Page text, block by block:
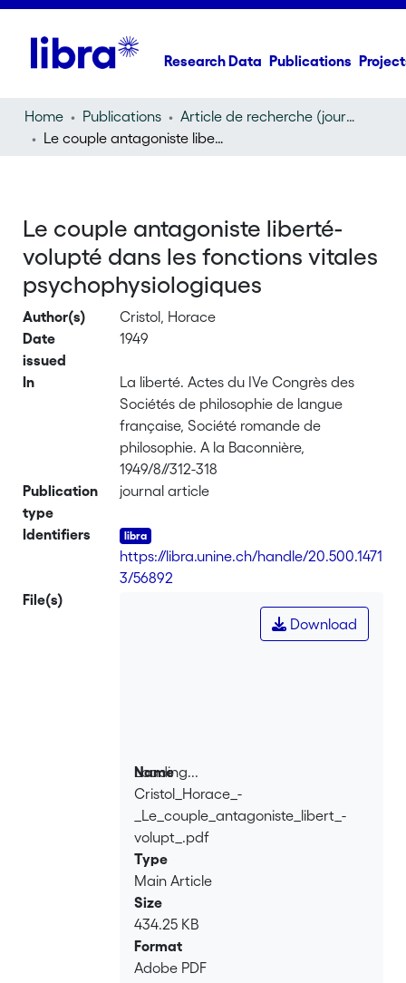
Research Data Publications
Home Publications
Article de recherche (journal article)
Le couple antagoniste liberté-volupté dans les fonctions vitales psychophysiologiques
Le couple antagoniste liberté-
volupté dans les fonctions vitales
psychophysiologiques
Author(s)
Cristol, Horace
Date
issued
1949
In
La liberté. Actes du IVe Congrès des
Sociétés de philosophie de langue
française, Société romande de
philosophie. A la Baconnière,
1949/8//312-318
Publication
type
journal article
Identifiers
https://libra.unine.ch/handle/20.500.1471
3/56892
File(s)
Loading...
Loading...
Download
Name
Cristol_Horace_-
_Le_couple_antagoniste_libert_-
volupt_.pdf
Type
Main Article
Size
434.25 KB
Format
Adobe PDF